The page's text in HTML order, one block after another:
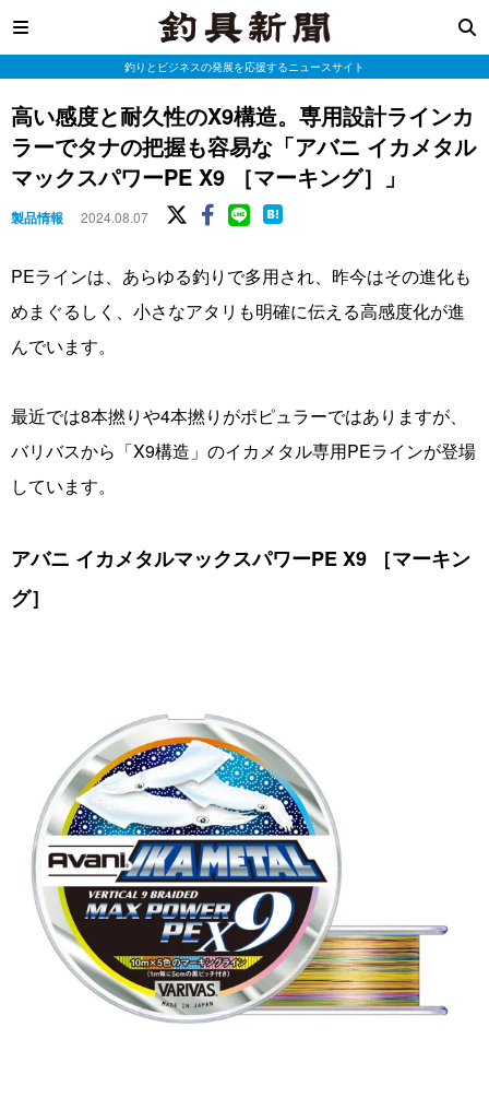
釣りとビジネスの発展を応援するニュースサイト
高い感度と耐久性のX9構造。専用設計ラインカ
ラーでタナの把握も容易な「アバニ イカメタル
マックスパワーPE X9 ［マーキング］」
製品情報 2024.08.07
PEラインは、あらゆる釣りで多用され、昨今はその進化も
めまぐるしく、小さなアタリも明確に伝える高感度化が進
んでいます。
最近では8本撚りや4本撚りがポピュラーではありますが、
バリバスから「X9構造」のイカメタル専用PEラインが登場
しています。
アバニ イカメタルマックスパワーPE X9 ［マーキン
グ］